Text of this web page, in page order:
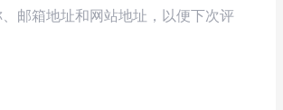
邮箱地址和网站地址，以便下次评